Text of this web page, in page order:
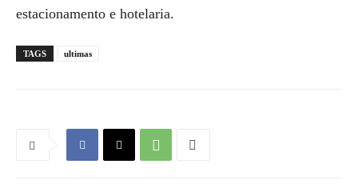
estacionamento e hotelaria.
TAGS ultimas